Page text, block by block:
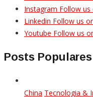
Instagram Follow
Linkedin Follow us
Youtube Follow us
Posts Populares
China Tecnologia &